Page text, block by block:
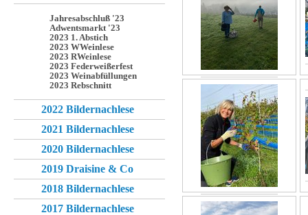
Jahresabschluß '23
Adwentsmarkt '23
2023 1. Abstich
2023 WWeinlese
2023 RWeinlese
2023 Federweißerfest
2023 Weinabfüllungen
2023 Rebschnitt
2022 Bildernachlese
2021 Bildernachlese
2020 Bildernachlese
2019 Draisine & Co
2018 Bildernachlese
2017 Bildernachlese